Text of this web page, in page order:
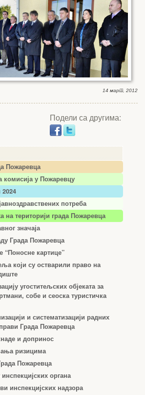
Пожаревца
комисија у Пожаревцу
потреба
на територији града Пожаревца
значаја
Града Пожаревца
“Поносне картице”
који су остварили право на
угоститељских објеката за
собе и сеоска туристичка
и систематизацији радних
Града Пожаревца
и допринос
ризицима
Пожаревца
органа
инспекцијских надзора
14 март, 2012
Подели са другима: